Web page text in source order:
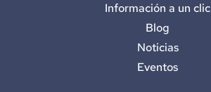
Información a un clic
Blog
Noticias
Eventos